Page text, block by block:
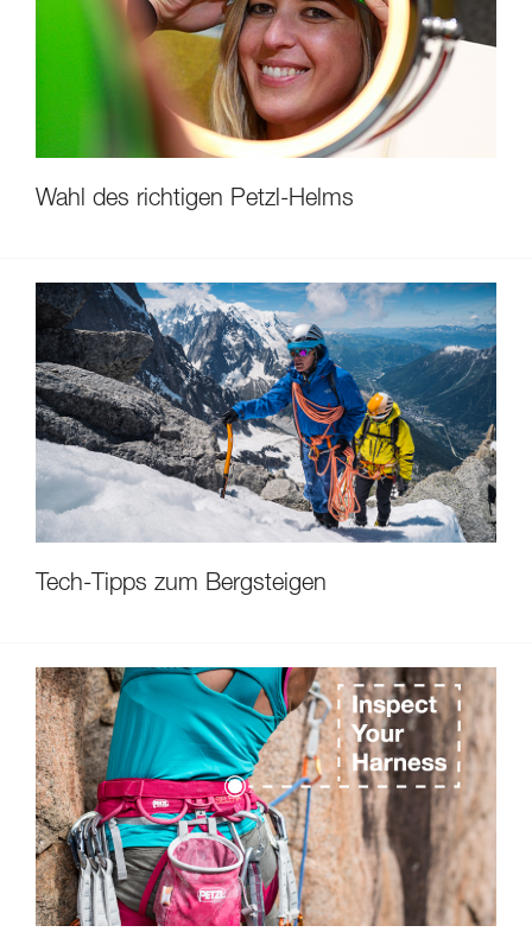
Wahl des richtigen Petzl-Helms
Tech-Tipps zum Bergsteigen